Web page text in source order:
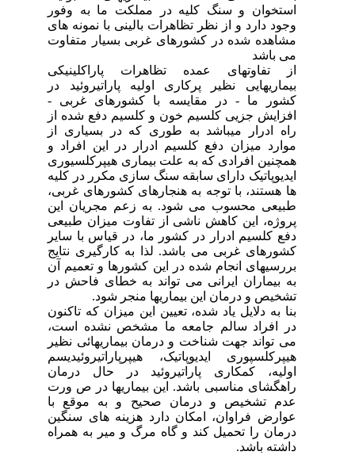
استخوان و سنگ کلیه در مملکت ما به وفور
وجود دارد و از نظر تظاهرات بالینی با نمونه های
مشاهده شده در کشورهای غربی بسیار متفاوت
می باشد
از تفاوتهای عمده تظاهرات پاراکلینیکی
بیماریهایی نظیر پرکاری اولیه پاراتیروئید در
کشور ما - در مقایسه با کشورهای غربی -
افزایش جزیی کلسیم خون و کلسیم دفع شده از
راه ادرار میباشد به طوری که در بسیاری از
موارد میزان دفع کلسیم ادرار در این افراد و
همچنین افرادی که به علت بیماری هیپرکلسیوری
ایدیوپاتیک دارای سابقه سنگ سازی مکرر در کلیه
ها هستند، با توجه به هنجارهای کشورهای غربی،
طبیعی محسوب می شود. به زعم مجریان این
پروژه، این کاهش ناشی از تفاوت میزان طبیعی
دفع کلسیم ادرار در کشور ما، در قیاس با سایر
کشورهای غربی می باشد. لذا به کارگیری نتایج
بررسیهای انجام شده در این کشورها و تعمیم آن
به بیماران ایرانی می تواند به خطای فاحش در
تشخیص و درمان این بیماریها منجر شود.
بنا به دلایل یاد شده، تعیین این میزان که تاکنون
در افراد سالم جامعه ما مشخص نشده است،
می تواند جهت شناخت و درمان بیماریهائی نظیر
هیپرکلسپوری ایدیوپاتیک، هیپرپاراتیروئیدیسم
اولیه، کمکاری پاراتیروئید در حال درمان
راهگشای مناسبی باشد. این بیماریها در ص ورت
عدم تشخیص و درمان صحیح و به موقع با
عوارض فراوان، امکان دارد هزینه های سنگین
درمان را تحمیل کند و گاه مرگ و میر به همراه
داشته باشد.